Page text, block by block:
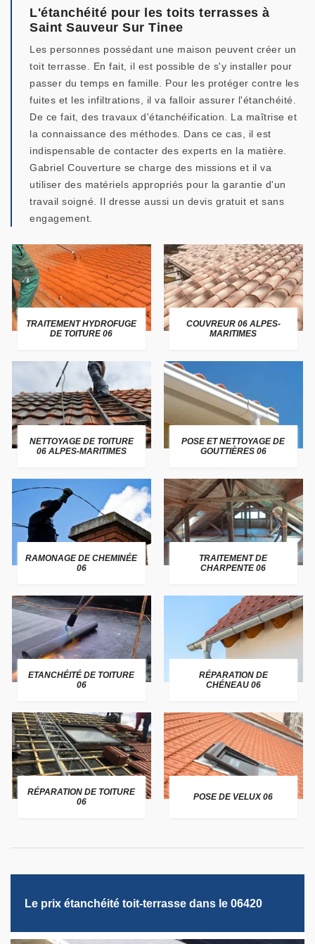
L'étanchéité pour les toits terrasses à
Saint Sauveur Sur Tinee
Les personnes possédant une maison peuvent créer un
toit terrasse. En fait, il est possible de s'y installer pour
passer du temps en famille. Pour les protéger contre les
fuites et les infiltrations, il va falloir assurer l'étanchéité.
De ce fait, des travaux d'étanchéification. La maîtrise et
la connaissance des méthodes. Dans ce cas, il est
indispensable de contacter des experts en la matière.
Gabriel Couverture se charge des missions et il va
utiliser des matériels appropriés pour la garantie d'un
travail soigné. Il dresse aussi un devis gratuit et sans
engagement.
TRAITEMENT HYDROFUGE
DE TOITURE 06
COUVREUR 06 ALPES-
MARITIMES
NETTOYAGE DE TOITURE
06 ALPES-MARITIMES
POSE ET NETTOYAGE DE
GOUTTIÈRES 06
RAMONAGE DE CHEMINÉE
06
TRAITEMENT DE
CHARPENTE 06
ETANCHÉITÉ DE TOITURE
06
RÉPARATION DE
CHÉNEAU 06
RÉPARATION DE TOITURE
06
POSE DE VELUX 06
Le prix étanchéité toit-terrasse dans le 06420